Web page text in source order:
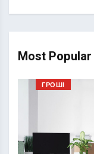
Most Popular
ГРОШІ